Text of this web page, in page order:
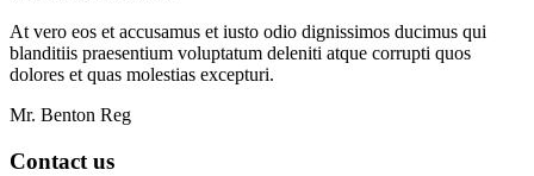
At vero eos et accusamus et iusto odio dignissimos ducimus qui
blanditiis praesentium voluptatum deleniti atque corrupti quos
dolores et quas molestias excepturi.
Mr. Benton Reg
Contact us